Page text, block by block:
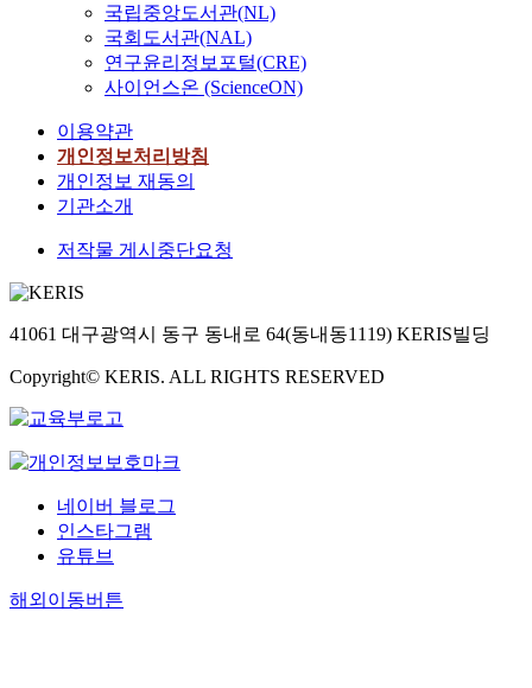
국립중앙도서관(NL)
국회도서관(NAL)
연구윤리정보포털(CRE)
사이언스온 (ScienceON)
이용약관
개인정보처리방침
개인정보 재동의
기관소개
저작물 게시중단요청
41061 대구광역시 동구 동내로 64(동내동1119) KERIS빌딩
Copyright© KERIS. ALL RIGHTS RESERVED
네이버 블로그
인스타그램
유튜브
해외이동버튼